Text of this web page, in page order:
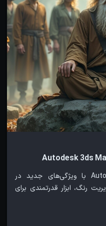
نرم افزار Autodesk 3ds Max 2026 با ویژگی‌های جدید در
رنگ، ابزار قدرتمندی برای